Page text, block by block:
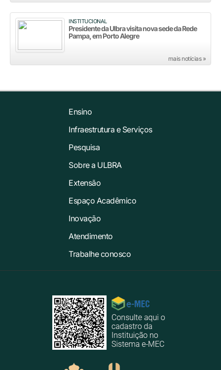
INSTITUCIONAL
Presidente da Ulbra visita nova sede da Rede
Pampa, em Porto Alegre
mais notícias »
Ensino
Infraestrutura e Serviços
Pesquisa
Sobre a ULBRA
Extensão
Espaço Acadêmico
Inovação
Atendimento
Trabalhe conosco